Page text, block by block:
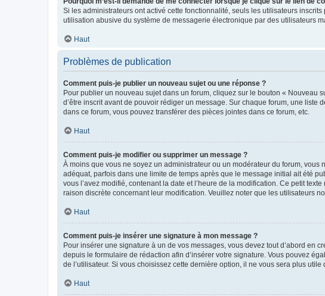
Si les administrateurs ont activé cette fonctionnalité, seuls les utilisateurs
utilisation abusive du système de messagerie électronique par des utilisateurs
Haut
Problèmes de publication
Comment puis-je publier un nouveau sujet ou une réponse ?
Pour publier un nouveau sujet dans un forum, cliquez sur le bouton «
d’être inscrit avant de pouvoir rédiger un message. Sur chaque forum, une
dans ce forum, vous pouvez transférer des pièces jointes dans ce forum, etc.
Haut
Comment puis-je modifier ou supprimer un message ?
À moins que vous ne soyez un administrateur ou un modérateur du forum,
adéquat, parfois dans une limite de temps après que le message initial ait été
vous l’avez modifié, contenant la date et l’heure de la modification. Ce petit
raison discrète concernant leur modification. Veuillez noter que les utilisateurs
Haut
Comment puis-je insérer une signature à mon message ?
Pour insérer une signature à un de vos messages, vous devez tout d’abord en
depuis le formulaire de rédaction afin d’insérer votre signature. Vous pouvez
de l’utilisateur. Si vous choisissez cette dernière option, il ne vous sera plus
Haut